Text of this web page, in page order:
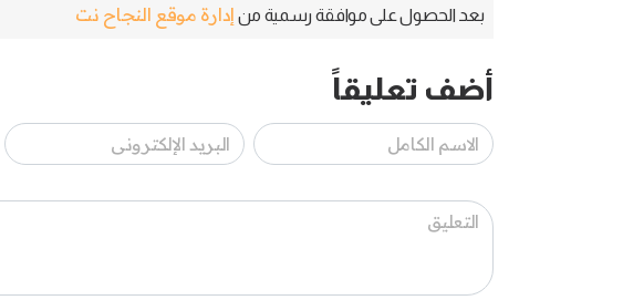
بعد الحصول على موافقة رسمية من إدارة موقع النجاح نت
أضف تعليقاً